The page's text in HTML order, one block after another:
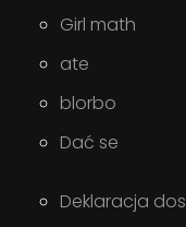
Girl math
ate
blorbo
Dać se
Deklaracja